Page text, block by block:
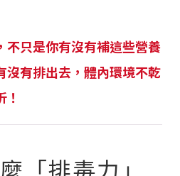
不只是你有沒有補這些營養
沒有排出去，體內環境不乾
「排毒力」